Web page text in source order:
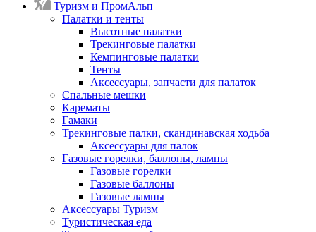
Туризм и ПромАльп
Палатки и тенты
Высотные палатки
Трекинговые палатки
Кемпинговые палатки
Тенты
Аксессуары, запчасти для палаток
Спальные мешки
Карематы
Гамаки
Трекинговые палки, скандинавская ходьба
Аксессуары для палок
Газовые горелки, баллоны, лампы
Газовые горелки
Газовые баллоны
Газовые лампы
Аксессуары Туризм
Туристическая еда